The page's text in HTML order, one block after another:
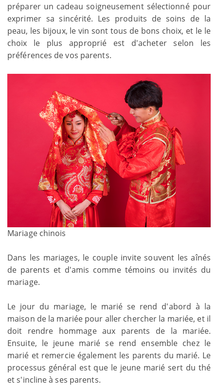
préparer un cadeau soigneusement sélectionné pour
exprimer sa sincérité. Les produits de soins de la
peau, les bijoux, le vin sont tous de bons choix, et le le
choix le plus approprié est d'acheter selon les
préférences de vos parents.
Mariage chinois
Dans les mariages, le couple invite souvent les aînés
de parents et d'amis comme témoins ou invités du
mariage.
Le jour du mariage, le marié se rend d'abord à la
maison de la mariée pour aller chercher la mariée, et il
doit rendre hommage aux parents de la mariée.
Ensuite, le jeune marié se rend ensemble chez le
marié et remercie également les parents du marié. Le
processus général est que le jeune marié sert du thé
et s'incline à ses parents.